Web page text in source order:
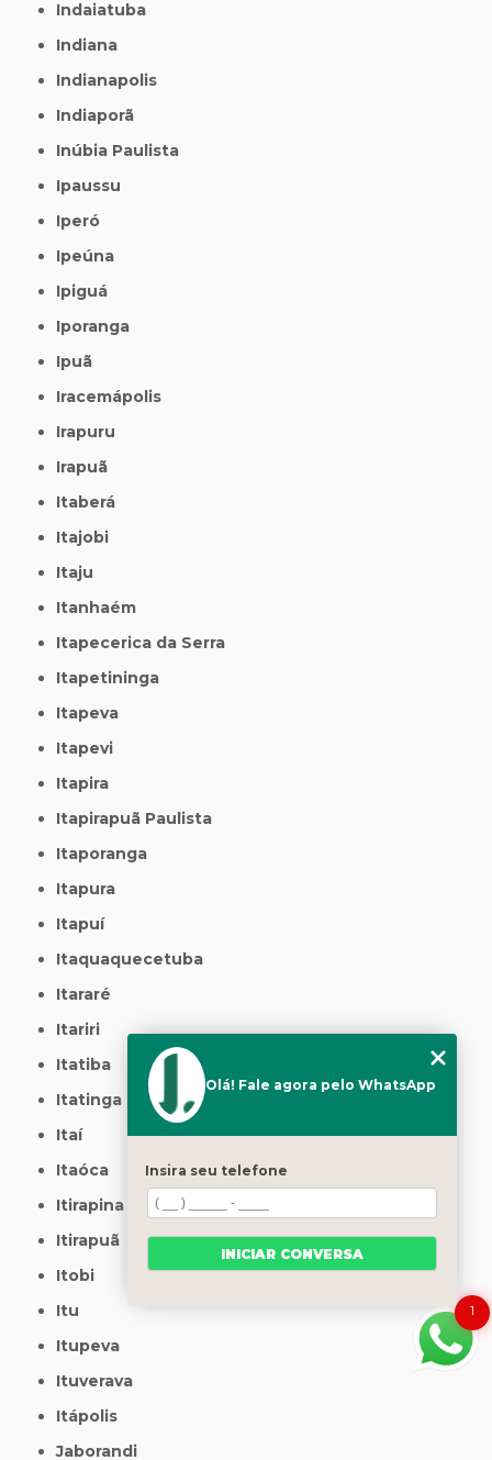
Indaiatuba
Indiana
Indianapolis
Indiaporã
Inúbia Paulista
Ipaussu
Iperó
Ipeúna
Ipiguá
Iporanga
Ipuã
Iracemápolis
Irapuru
Irapuã
Itaberá
Itajobi
Itaju
Itanhaém
Itapecerica da Serra
Itapetininga
Itapeva
Itapevi
Itapira
Itapirapuã Paulista
Itaporanga
Itapura
Itapuí
Itaquaquecetuba
Itararé
Itariri
Itatiba
Itatinga
Itaí
Itaóca
Itirapina
Itirapuã
Itobi
Itu
Itupeva
Ituverava
Itápolis
Jaborandi
1
Olá! Fale agora pelo WhatsApp
Insira seu telefone
INICIAR CONVERSA